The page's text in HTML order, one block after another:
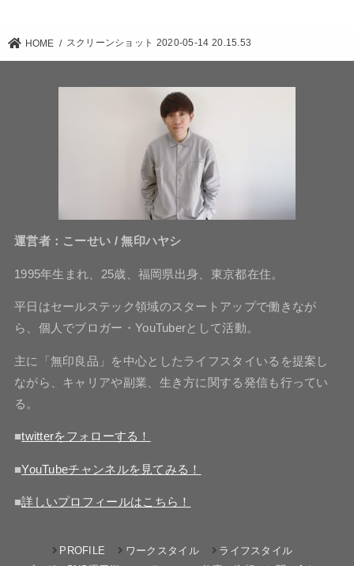
HOME スクリーンショット 2020-05-14 20.15.53
運営者：こーせい / 無印ハヤシ
1995年生まれ、25歳、福岡県出身、東京都在住。
平日はセールステック領域のスタートアップで働きなが
ら、個人でブロガー・YouTuberとして活動。
主に「無印良品」を中心としたライフスタイいるを提案し
ながら、キャリアや副業、生き方に関する発信も行ってい
る。
■twitterをフォローする！
■YouTubeチャンネルを見てみる！
■詳しいプロフィールはこちら！
PROFILE ワークスタイル
ライフスタイル